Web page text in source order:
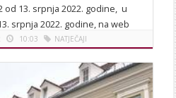
od 13. srpnja 2022. godine, u
srpnja 2022. godine, na web
10:03 NATJEČAJI